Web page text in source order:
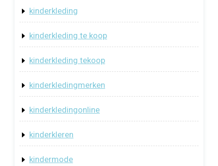
kinderkleding
kinderkleding te koop
kinderkleding tekoop
kinderkledingmerken
kinderkledingonline
kinderkleren
kindermode